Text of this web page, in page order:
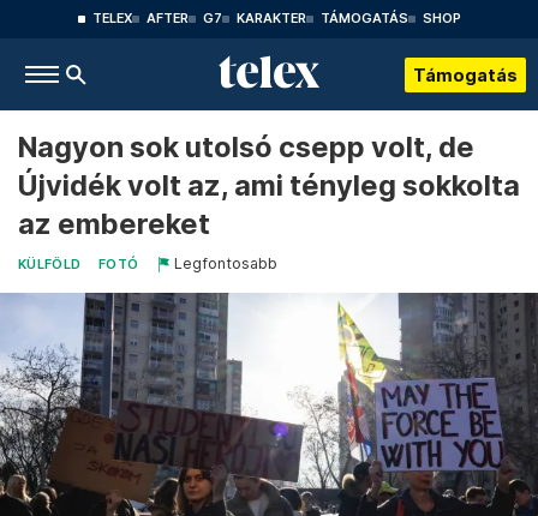
TELEX AFTER G7 KARAKTER TÁMOGATÁS SHOP
Támogatás
Nagyon sok utolsó csepp volt, de
Újvidék volt az, ami tényleg sokkolta
az embereket
KÜLFÖLD FOTÓ Legfontosabb